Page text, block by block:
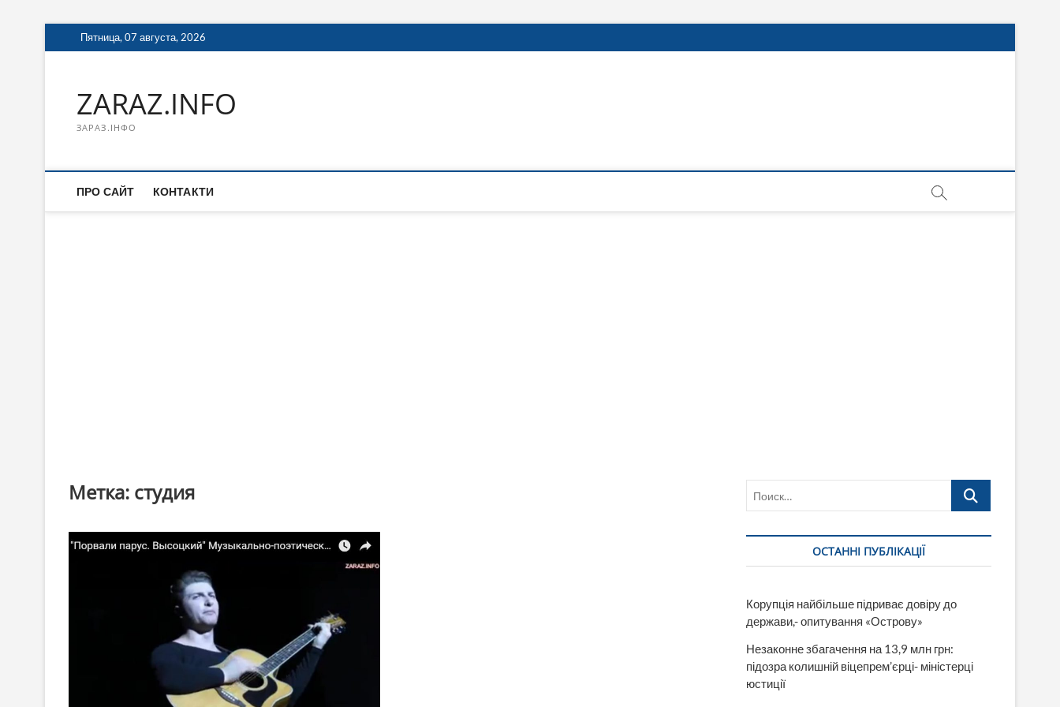
Перейти
к
Пятница, 07 августа, 2026
ZARAZ.INFO
ЗАРАЗ.ІНФО
ПРО САЙТ КОНТАКТИ
Метка: студия Поиск…
ОСТАННІ ПУБЛІКАЦІЇ
Корупція найбільше підриває довіру до
держави,- опитування «Острову»
Незаконне збагачення на 13,9 млн грн:
підозра колишній віцепрем’єрці- міністерці
юстиції